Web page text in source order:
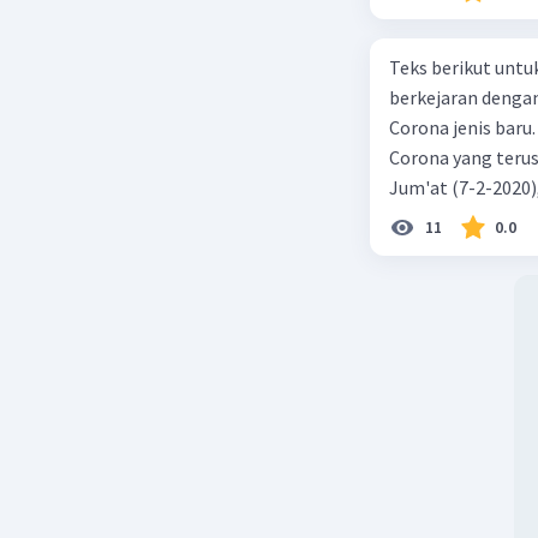
Teks berikut
berkejaran
Corona jenis
Corona yang
Jum'at (7-2-
akibat virus
yang terinfeksi
hingga Prancis
11 0.0